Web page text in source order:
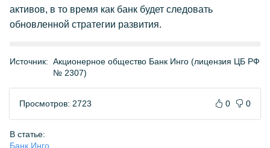
активов, в то время как банк будет следовать
обновленной стратегии развития.
Источник: Акционерное общество Банк Инго (лицензия ЦБ РФ
№ 2307)
Просмотров: 2723 0 0
В статье:
Банк Инго